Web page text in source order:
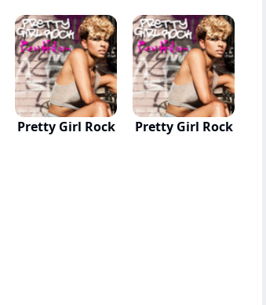
Pretty Girl Rock Pretty Girl Rock